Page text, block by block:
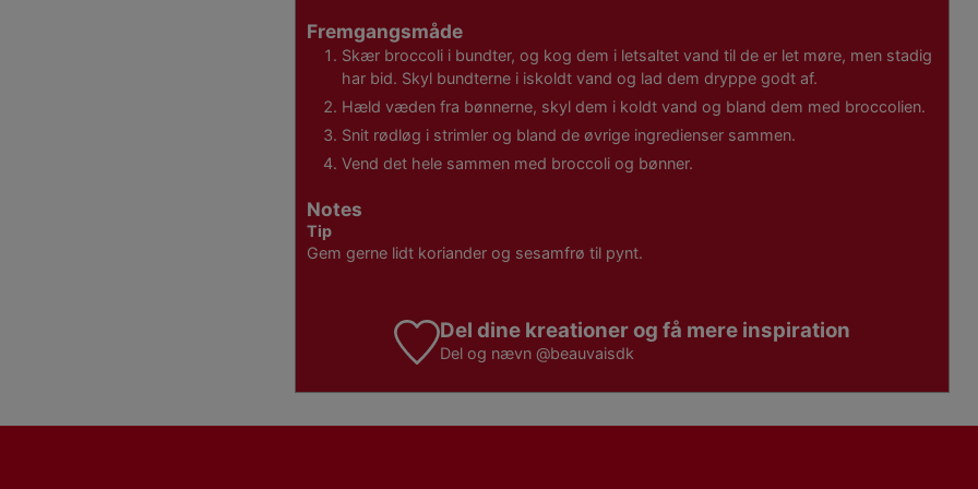
Fremgangsmåde
Skær broccoli i bundter, og kog dem i letsaltet vand til de er let møre, men stadig
har bid. Skyl bundterne i iskoldt vand og lad dem dryppe godt af.
Hæld væden fra bønnerne, skyl dem i koldt vand og bland dem med broccolien.
Snit rødløg i strimler og bland de øvrige ingredienser sammen.
Vend det hele sammen med broccoli og bønner.
Notes
Tip
Gem gerne lidt koriander og sesamfrø til pynt.
Del dine kreationer og få mere inspiration
Del og nævn @beauvaisdk